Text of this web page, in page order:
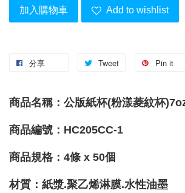
加入購物車 Add to wishlist
分享 Tweet Pin it
商品名稱：公版紙杯(粉漾菱紋杯
商品編號：HC205CC-1
商品規格：4條 x 50個
材質：紙漿.聚乙烯淋膜.水性油墨